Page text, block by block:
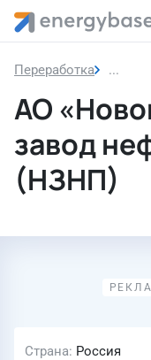
Переработка АО
АО
завод
(НЗНП)
Страна Россия